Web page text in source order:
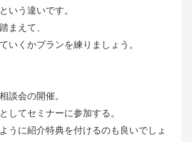
いう違いです。
まえて、
いくかプランを練りましょう。
談会の開催。
してセミナーに参加する。
うに紹介特典を付けるのも良いでしょ